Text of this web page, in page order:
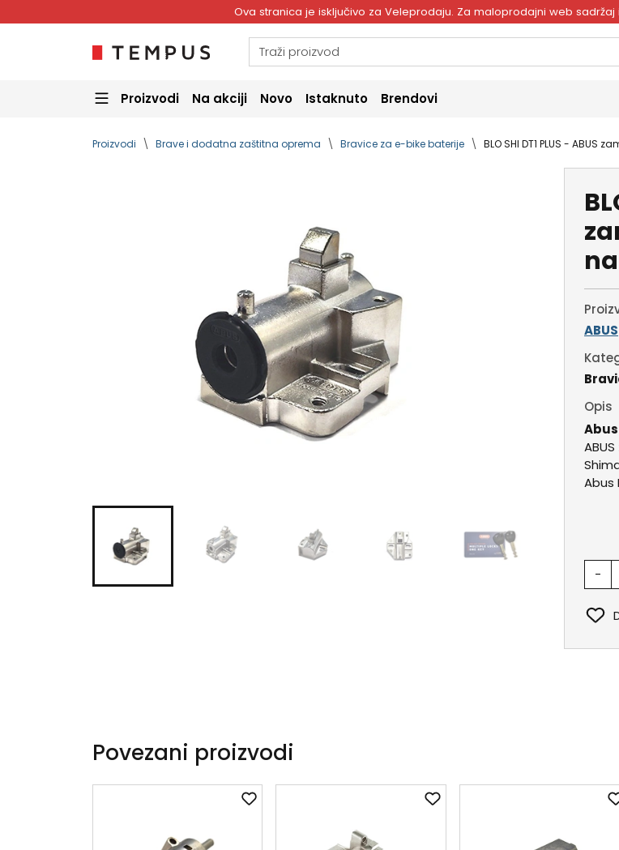
Ova stranica je isključivo za Veleprodaju. Za maloprodajni web
Proizvodi Na akciji Novo Istaknuto Brendovi
Proizvodi Brave i dodatna zaštitna oprema Bravice za e-bike baterije BLO SHI DT1 PLUS -
ABUS
Opis
Abus
Abus
-
Povezani proizvodi